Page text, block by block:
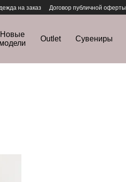
на заказ
Договор публичной оферты
Новые
модели
Outlet Сувениры